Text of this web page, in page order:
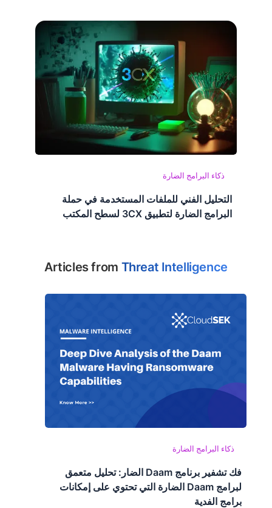
ذكاء البرامج الضارة
التحليل الفني للملفات المستخدمة في حملة
البرامج الضارة لتطبيق 3CX لسطح المكتب
Articles from Threat Intelligence
ذكاء البرامج الضارة
فك تشفير برنامج Daam الضار: تحليل متعمق
لبرامج Daam الضارة التي تحتوي على إمكانات
برامج الفدية